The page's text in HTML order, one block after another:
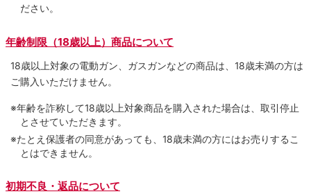
ださい。
年齢制限（18歳以上）商品について
18歳以上対象の電動ガン、ガスガンなどの商品は、18歳未満の方は
ご購入いただけません。
※年齢を詐称して18歳以上対象商品を購入された場合は、取引停止
とさせていただきます。
※たとえ保護者の同意があっても、18歳未満の方にはお売りするこ
とはできません。
初期不良・返品について